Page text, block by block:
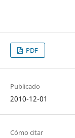
PDF
Publicado
2010-12-01
Cómo citar